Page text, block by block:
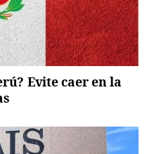
Evite caer en la